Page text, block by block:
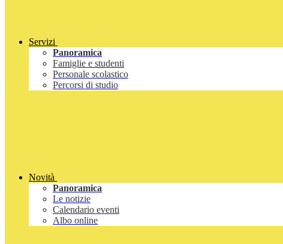
Servizi
Panoramica
Famiglie e studenti
Personale scolastico
Percorsi di studio
Novità
Panoramica
Le notizie
Calendario eventi
Albo online